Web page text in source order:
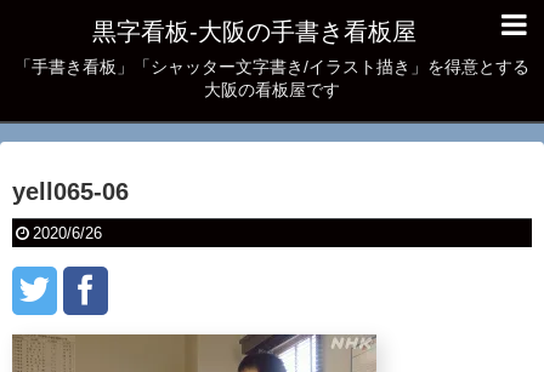
黒字看板‐大阪の手書き看板屋
「手書き看板」「シャッター文字書き/イラスト描き」を得意とする
大阪の看板屋です
yell065-06
2020/6/26